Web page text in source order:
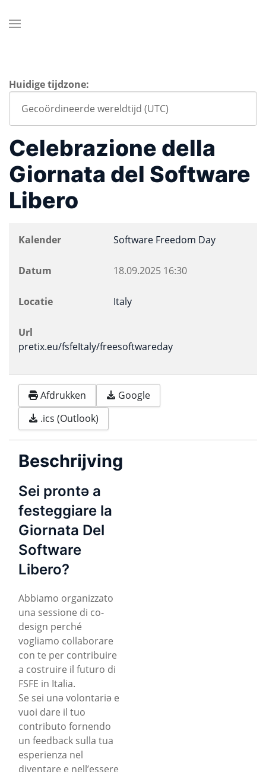
Huidige tijdzone:
Celebrazione della
Giornata del Software
Libero
Kalender Software Freedom Day
Datum 18.09.2025 16:30
Locatie Italy
Url
pretix.eu/fsfeItaly/freesoftwareday
Afdrukken
Google
.ics (Outlook)
Beschrijving
Sei prontə a
festeggiare la
Giornata Del
Software
Libero?
Abbiamo organizzato
una sessione di co-
design perché
vogliamo collaborare
con te per contribuire
a costruire il futuro di
FSFE in Italia.
Se sei unə volontariə e
vuoi dare il tuo
contributo fornendo
un feedback sulla tua
esperienza nel
diventare e nell’essere